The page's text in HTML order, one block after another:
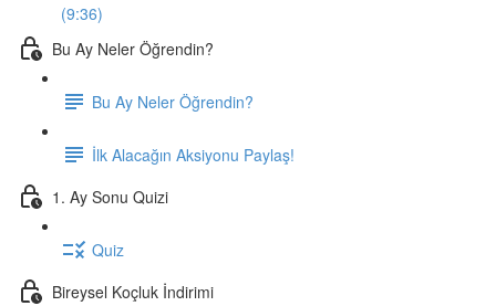
(9:36)
Bu Ay Neler Öğrendin?
Bu Ay Neler Öğrendin?
İlk Alacağın Aksiyonu Paylaş!
1. Ay Sonu Quizi
Quiz
Bireysel Koçluk İndirimi